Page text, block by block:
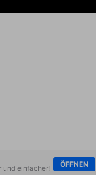
und einfacher!
ÖFFNEN